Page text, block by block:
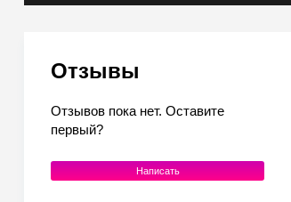
Отзывы
Отзывов пока нет. Оставите
первый?
Написать